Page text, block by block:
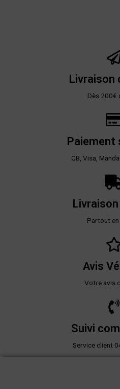
Dès 200€
Paiement
CB, Visa,
Partout en
Avis
Votre avis
Suivi
Service client